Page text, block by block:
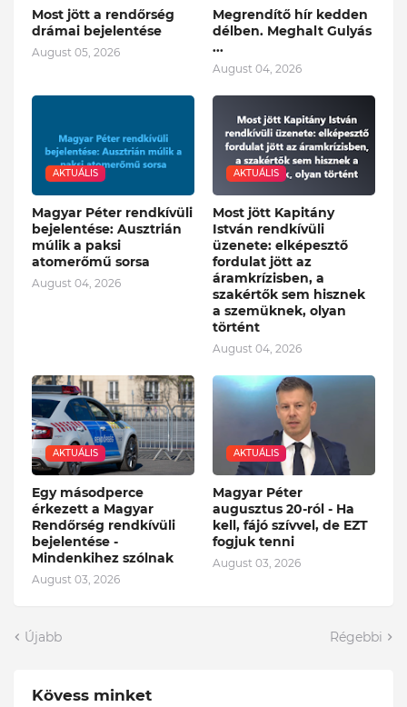
Most jött a rendőrség
drámai bejelentése
August 05, 2026
Megrendítő hír kedden
délben. Meghalt Gulyás
...
August 04, 2026
AKTUÁLIS
Magyar Péter rendkívüli
bejelentése: Ausztrián
múlik a paksi
atomerőmű sorsa
August 04, 2026
AKTUÁLIS
Most jött Kapitány
István rendkívüli
üzenete: elképesztő
fordulat jött az
áramkrízisben, a
szakértők sem hisznek
a szemüknek, olyan
történt
August 04, 2026
AKTUÁLIS
Egy másodperce
érkezett a Magyar
Rendőrség rendkívüli
bejelentése -
Mindenkihez szólnak
August 03, 2026
AKTUÁLIS
Magyar Péter
augusztus 20-ról - Ha
kell, fájó szívvel, de EZT
fogjuk tenni
August 03, 2026
Újabb Régebbi
Kövess minket